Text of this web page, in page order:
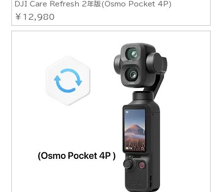
DJI Care Refresh 2年版(Osmo Pocket 4P)
価格
￥12,980